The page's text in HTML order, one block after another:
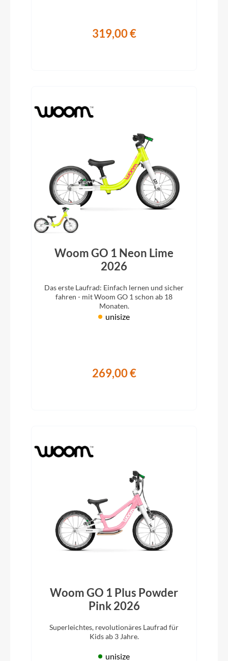
319,00 €
Woom GO 1 Neon Lime
2026
Das erste Laufrad: Einfach lernen und sicher
fahren - mit Woom GO 1 schon ab 18
Monaten.
unisize
269,00 €
Woom GO 1 Plus Powder
Pink 2026
Superleichtes, revolutionäres Laufrad für
Kids ab 3 Jahre.
unisize